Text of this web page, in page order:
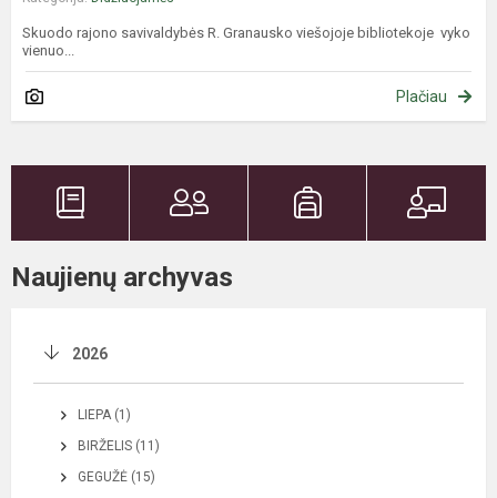
Skuodo rajono savivaldybės R. Granausko viešojoje bibliotekoje vyko
vienuo...
Plačiau
Naujienų archyvas
2026
LIEPA (1)
BIRŽELIS (11)
GEGUŽĖ (15)